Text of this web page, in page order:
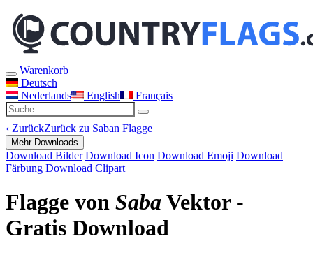
Warenkorb
Deutsch
Nederlands
English Français
‹ ZurückZurück zu Saban Flagge
Mehr Downloads
Download Bilder Download Icon Download Emoji Download
Färbung Download Clipart
Flagge von SabaVektor -
Gratis Download